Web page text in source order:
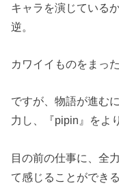
キャラを演じている
逆。
カワイイものをまっ
ですが、物語が進む
力し、『pipin』をよ
目の前の仕事に、全
て感じることができ